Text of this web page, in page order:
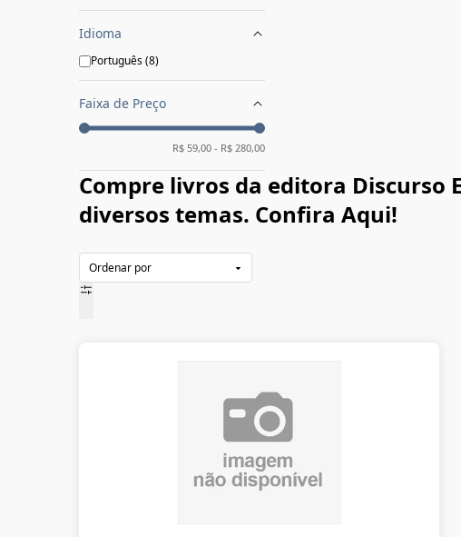
Idioma
Português(8)
Faixa de Preço
R$ 59,00 - R$ 280,00
Compre livros da editora Discurso
diversos temas. Confira Aqui!